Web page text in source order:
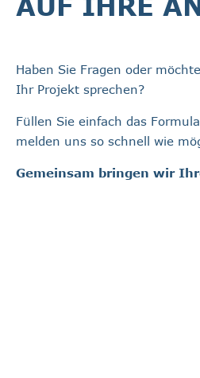
Haben Sie Fragen oder
Ihr Projekt sprechen?
Füllen Sie einfach das
melden uns so schnell wie
Gemeinsam bringen wir